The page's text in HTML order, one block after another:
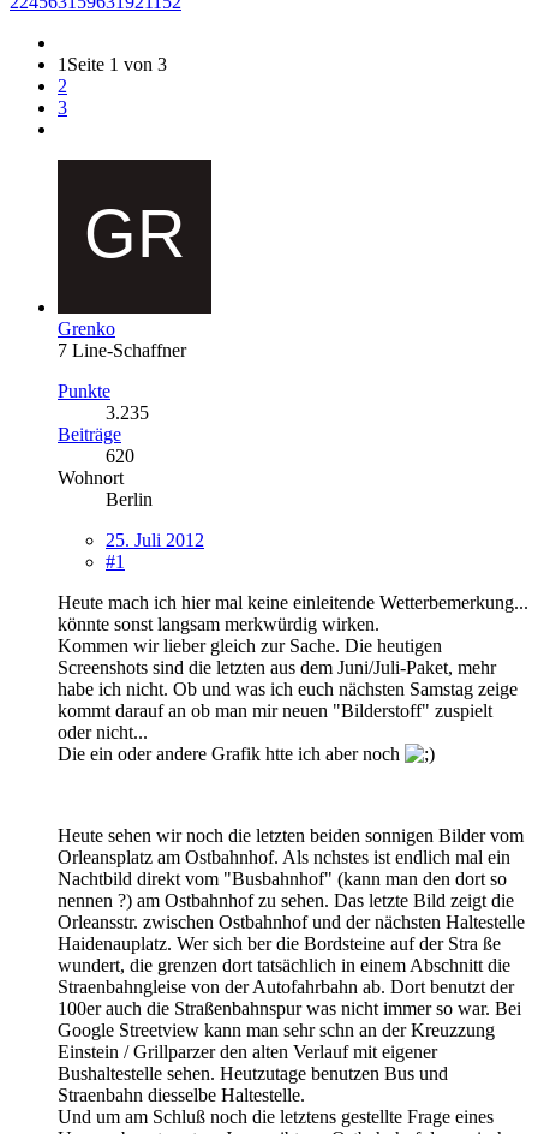
1 Seite 1 von 3
2
3
Grenko
7 Line-Schaffner
Punkte
3.235
Beiträge
620
Wohnort
Berlin
25. Juli 2012
#1
Heute mach ich hier mal keine einleitende Wetterbemerkung...
könnte sonst langsam merkwürdig wirken.
Kommen wir lieber gleich zur Sache. Die heutigen
Screenshots sind die letzten aus dem Juni/Juli-Paket, mehr
habe ich nicht. Ob und was ich euch nächsten Samstag zeige
kommt darauf an ob man mir neuen "Bilderstoff" zuspielt
oder nicht...
Die ein oder andere Grafik htte ich aber noch
Heute sehen wir noch die letzten beiden sonnigen Bilder vom
Orleansplatz am Ostbahnhof. Als nchstes ist endlich mal ein
Nachtbild direkt vom "Busbahnhof" (kann man den dort so
nennen ?) am Ostbahnhof zu sehen. Das letzte Bild zeigt die
Orleansstr. zwischen Ostbahnhof und der nächsten Haltestelle
Haidenauplatz. Wer sich ber die Bordsteine auf der Stra ße
wundert, die grenzen dort tatsächlich in einem Abschnitt die
Straenbahngleise von der Autofahrbahn ab. Dort benutzt der
100er auch die Straßenbahnspur was nicht immer so war. Bei
Google Streetview kann man sehr schn an der Kreuzzung
Einstein / Grillparzer den alten Verlauf mit eigener
Bushaltestelle sehen. Heutzutage benutzen Bus und
Straenbahn diesselbe Haltestelle.
Und um am Schluß noch die letztens gestellte Frage eines